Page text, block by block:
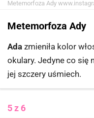
Metemorfoza Ady
Metemorfoza Ady
Ada zmieniła kolor
okulary. Jedyne co się
jej szczery uśmiech.
5 z 6